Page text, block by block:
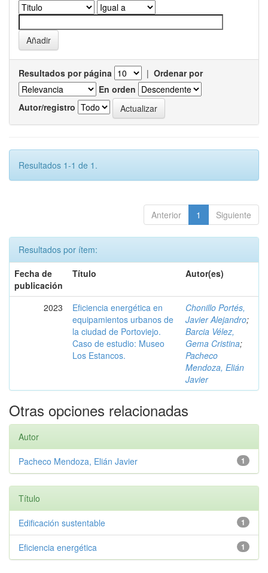
Resultados por página | Ordenar por
En orden
Autor/registro
Resultados 1-1 de 1.
Anterior 1 Siguiente
Resultados por ítem:
Fecha de
publicación
Título Autor(es)
2023
Eficiencia energética en
equipamientos urbanos de
la ciudad de Portoviejo.
Caso de estudio: Museo
Los Estancos.
Chonillo Portés,
Javier Alejandro;
Barcia Vélez,
Gema Cristina;
Pacheco
Mendoza, Elián
Javier
Otras opciones relacionadas
Autor
1
Pacheco Mendoza, Elián Javier
Título
1
Edificación sustentable
1
Eficiencia energética